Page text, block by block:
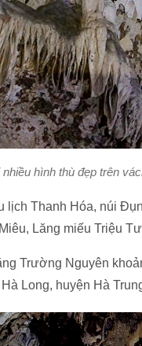
hình thù đẹp trên
lịch Thanh Hóa, núi
Lăng miếu Triệu
Trường Nguyên
Long, huyện Hà